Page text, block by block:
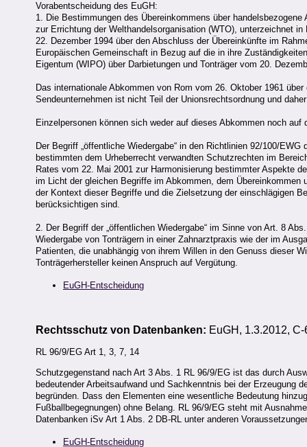
Vorabentscheidung des EuGH:
1. Die Bestimmungen des Übereinkommens über
zur Errichtung der Welthandelsorganisation (WTO), unterzeichnet
22. Dezember 1994 über den Abschluss der Übereinkünfte im
Europäischen Gemeinschaft in Bezug auf die in ihre
Eigentum (WIPO) über Darbietungen und Tonträger vom 20.
Das internationale Abkommen von Rom vom 26. Oktober 1961
Sendeunternehmen ist nicht Teil der Unionsrechtsordnung und
Einzelpersonen können sich weder auf dieses Abkommen noch
Der Begriff „öffentliche Wiedergabe“ in den Richtlinien 92/100/
bestimmten dem Urheberrecht verwandten Schutzrechten im
Rates vom 22. Mai 2001 zur Harmonisierung bestimmter Aspekte
im Licht der gleichen Begriffe im Abkommen, dem
der Kontext dieser Begriffe und die Zielsetzung der einschlägigen
berücksichtigen sind.
2. Der Begriff der „öffentlichen Wiedergabe“ im Sinne von Art. 8
Wiedergabe von Tonträgern in einer Zahnarztpraxis wie der im
Patienten, die unabhängig von ihrem Willen in den Genuss dieser
Tonträgerhersteller keinen Anspruch auf Vergütung.
EuGH-Entscheidung
Rechtsschutz von Datenbanken: EuGH, 1.3.2012,
RL 96/9/EG Art 1, 3, 7, 14
Schutzgegenstand nach Art 3 Abs. 1 RL 96/9/EG ist das durch
bedeutender Arbeitsaufwand und Sachkenntnis bei der Erzeugung
begründen. Dass den Elementen eine wesentliche Bedeutung
Fußballbegegnungen) ohne Belang. RL 96/9/EG steht mit
Datenbanken iSv Art 1 Abs. 2 DB-RL unter anderen
EuGH-Entscheidung